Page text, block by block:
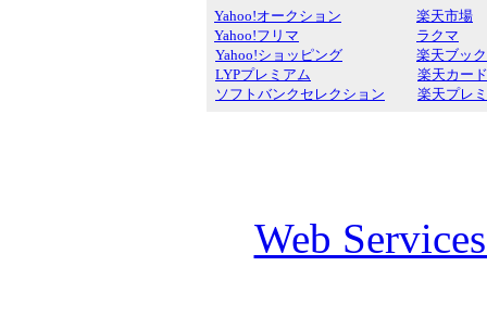
Yahoo!オークション
Yahoo!フリマ
Yahoo!ショッピング
LYPプレミアム
ソフトバンクセレクション
楽天市場
ラクマ
楽天ブッ
楽天カード
楽天プレ
Web